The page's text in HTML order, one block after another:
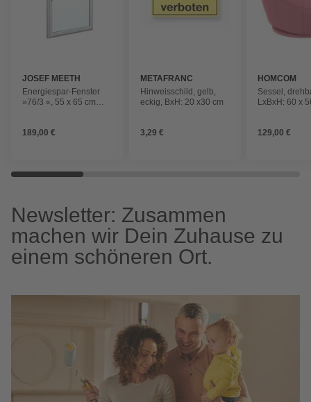
JOSEF MEETH
FENSTER UND
TÜREN
Energiespar-Fenster
»76/3 «, 55 x 65 cm
189,00 €
METAFRANC
Hinweisschild, gelb,
eckig, BxH: 20 x30 cm
3,29 €
HOMCOM
Sessel,
LxBxH: 60 x
129,00 €
Newsletter: Zusammen
machen wir Dein Zuhause zu
einem schöneren Ort.